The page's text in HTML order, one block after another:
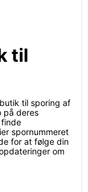
til
til sporing af
på deres
spornummeret
for at følge din
om